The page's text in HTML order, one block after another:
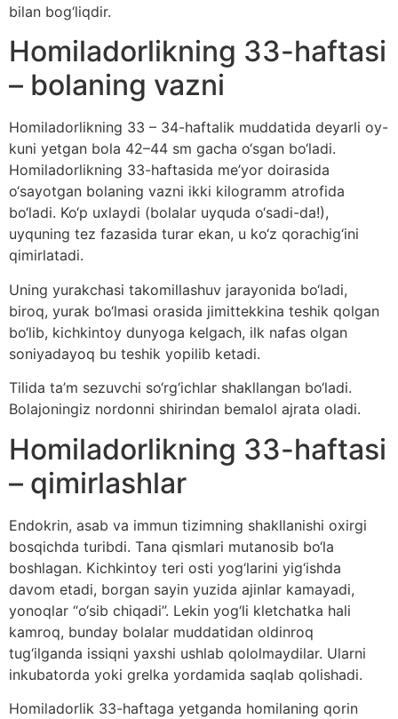
bilan bog‘liqdir.
Homiladorlikning 33-haftasi
– bolaning vazni
Homiladorlikning 33 – 34-haftalik muddatida deyarli oy-
kuni yetgan bola 42–44 sm gacha o‘sgan bo‘ladi.
Homiladorlikning 33-haftasida me’yor doirasida
o‘sayotgan bolaning vazni ikki kilogramm atrofida
bo‘ladi. Ko‘p uxlaydi (bolalar uyquda o‘sadi-da!),
uyquning tez fazasida turar ekan, u ko‘z qorachig‘ini
qimirlatadi.
Uning yurakchasi takomillashuv jarayonida bo‘ladi,
biroq, yurak bo‘lmasi orasida jimittekkina teshik qolgan
bo‘lib, kichkintoy dunyoga kelgach, ilk nafas olgan
soniyadayoq bu teshik yopilib ketadi.
Tilida ta’m sezuvchi so‘rg‘ichlar shakllangan bo‘ladi.
Bolajoningiz nordonni shirindan bemalol ajrata oladi.
Homiladorlikning 33-haftasi
– qimirlashlar
Endokrin, asab va immun tizimning shakllanishi oxirgi
bosqichda turibdi. Tana qismlari mutanosib bo‘la
boshlagan. Kichkintoy teri osti yog‘larini yig‘ishda
davom etadi, borgan sayin yuzida ajinlar kamayadi,
yonoqlar “o‘sib chiqadi”. Lekin yog‘li kletchatka hali
kamroq, bunday bolalar muddatidan oldinroq
tug‘ilganda issiqni yaxshi ushlab qololmaydilar. Ularni
inkubatorda yoki grelka yordamida saqlab qolishadi.
Homiladorlik 33-haftaga yetganda homilaning qorin